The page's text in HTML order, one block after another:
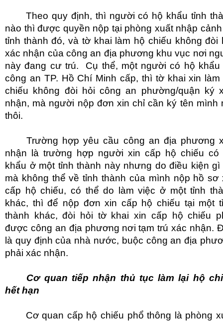
Theo quy định, thì người có hộ khẩu tỉnh
nào thì được quyền nộp tại phòng xuất nhập
tỉnh thành đó, và tờ khai làm hộ chiếu không đòi
xác nhận của công an địa phương khu vục nơi
này đang cư trú. Cụ thể, một người có hộ khẩu
công an TP. Hồ Chí Minh cấp, thì tờ khai xin làm
chiếu không đòi hỏi công an phường/quận ký
nhận, mà người nộp đơn xin chỉ cần ký tên mình
thôi.
Trường hợp yêu cầu công an địa phương
nhận là trường hợp người xin cấp hộ chiếu có
khẩu ở một tỉnh thành này nhưng do điều kiện gì
mà không thể về tỉnh thành của mình nộp hồ sơ
cấp hộ chiếu, có thể do làm việc ở một tỉnh
khác, thì để nộp đơn xin cấp hộ chiếu tại một
thành khác, đòi hỏi tờ khai xin cấp hộ chiếu
được công an địa phương nơi tạm trú xác nhận.
là quy định của nhà nước, buộc công an địa
phải xác nhận.
Cơ quan tiếp nhận thủ tục làm lại hộ
hết hạn
Cơ quan cấp hộ chiếu phổ thông là phòng